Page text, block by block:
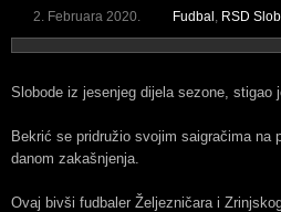
2. Februara 2020. Fudbal , RSD
Slobode iz jesenjeg dijela sezone, stigao
Bekrić se pridružio svojim saigračima na
danom zakašnjenja.
Ovaj bivši fudbaler Željezničara i